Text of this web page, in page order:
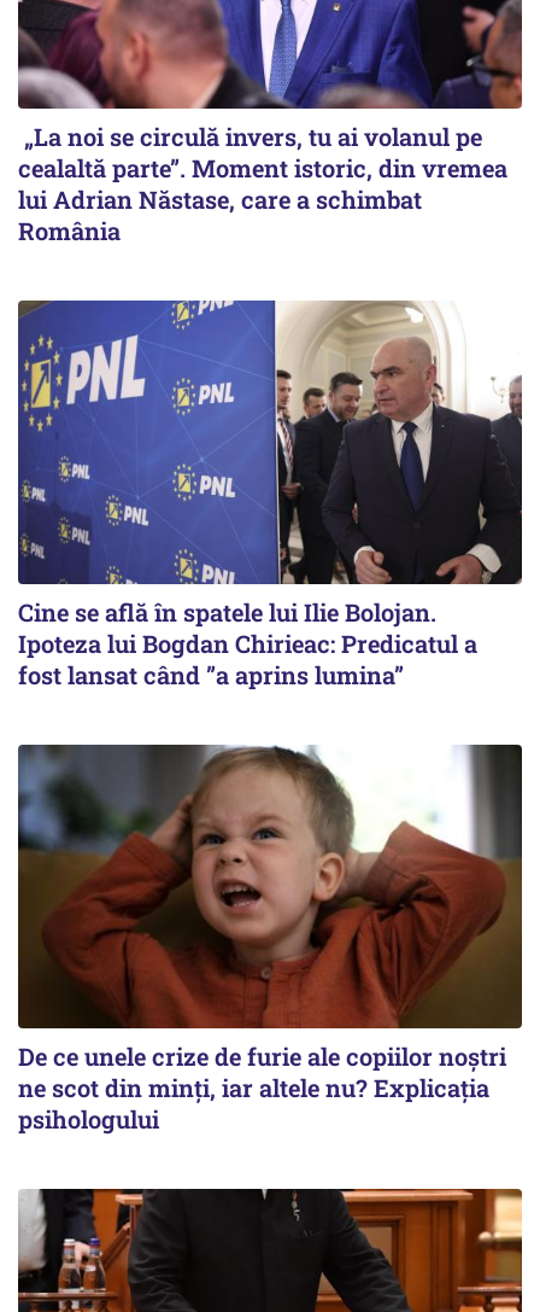
„La noi se circulă invers, tu ai volanul pe
cealaltă parte”. Moment istoric, din vremea
lui Adrian Năstase, care a schimbat
România
Cine se află în spatele lui Ilie Bolojan.
Ipoteza lui Bogdan Chirieac: Predicatul a
fost lansat când ”a aprins lumina”
De ce unele crize de furie ale copiilor noștri
ne scot din minți, iar altele nu? Explicația
psihologului